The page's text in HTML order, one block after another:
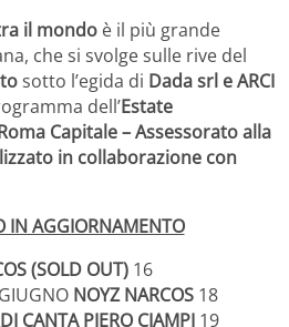
il mondo è il più grande
che si svolge sulle rive del
sotto l’egida di Dada srl e ARCI
dell’Estate
Capitale – Assessorato alla
in collaborazione con
IN AGGIORNAMENTO
(SOLD OUT) 16
NOYZ NARCOS 18
CANTA PIERO CIAMPI 19